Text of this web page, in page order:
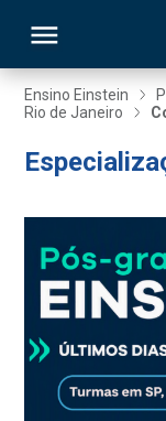
Ensino Einstein
Rio de Janeiro